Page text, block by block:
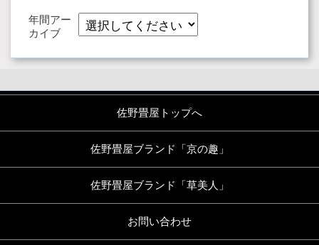
年間アー
カイブ
佐野畳屋トップへ
佐野畳屋ブランド「京の趣」
佐野畳屋ブランド「草美人」
お問い合わせ